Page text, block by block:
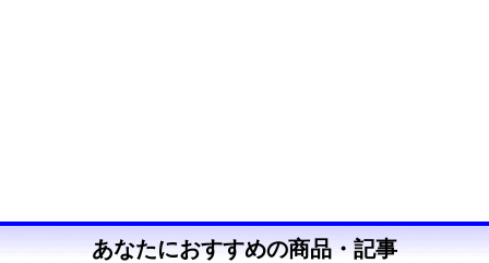
あなたにおすすめの商品・記事